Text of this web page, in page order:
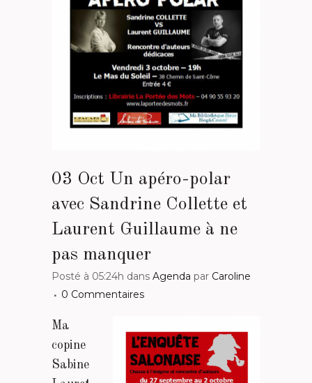
03 Oct Un apéro-polar
avec Sandrine Collette et
Laurent Guillaume à ne
pas manquer
Posté à 05:24h dans Agenda par Caroline
0 Commentaires
Ma
copine
Sabine